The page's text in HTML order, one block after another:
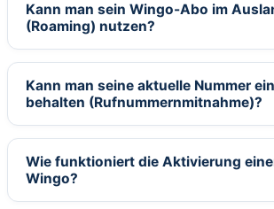
Kann man sein Wingo-Abo im
(Roaming) nutzen?
Kann man seine aktuelle Nummer
behalten (Rufnummernmitnahme)?
Wie funktioniert die Aktivierung
Wingo?